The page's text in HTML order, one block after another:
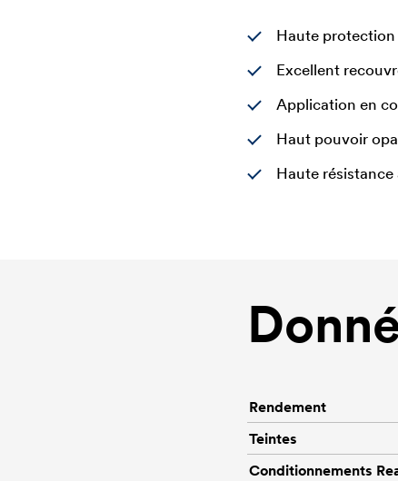
Haute
Excellent
Application en
Haut pouvoir
Haute
Rendement
Teintes
Conditionnements